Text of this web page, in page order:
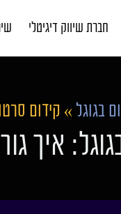
חברת שיווק דיגיטלי
בגוגל » קידום
איך